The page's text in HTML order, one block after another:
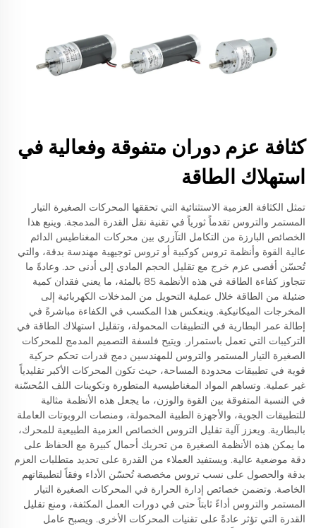
كثافة عزم دوران متفوقة وفعالية في
استهلاك الطاقة
تمثل الكثافة العزمية الاستثنائية التي تحققها المحركات الصغيرة التيار
المستمر والتروس تقدماً ثورياً في تقنية نقل القدرة المدمجة. وينبع هذا
الخصائص البارزة من التكامل التآزري بين محركات المغناطيس الدائم
عالية القوة وأنظمة تروس كوكبية أو تروس توجيهية مهندسة بدقة، والتي
تُحسّن أقصى عزم خرج مع تقليل الحجم المادي إلى أدنى حد. وعادةً ما
تتجاوز كفاءة الطاقة في هذه الأنظمة 85 بالمئة، ما يعني فقدان كمية
ضئيلة من الطاقة خلال عملية التحويل من المدخلات الكهربائية إلى
المخرجات الميكانيكية. وينعكس هذا المكسب في الكفاءة مباشرةً في
إطالة عمر البطارية في التطبيقات المحمولة، وتقليل استهلاك الطاقة في
التركيبات التي تعمل باستمرار. ويتيح فلسفة التصميم المدمج للمحركات
الصغيرة التيار المستمر والتروس للمهندسين دمج قدرات تحكم حركية
قوية في تطبيقات محدودة المساحة، حيث تكون المحركات الأكبر تقليدياً
غير عملية. وتساهم المواد المغناطيسية المتطورة وتكوينات اللف المُحسّنة
في النسبة المتفوقة بين القوة والوزن، ما يجعل هذه الأنظمة مثالية
للتطبيقات الجوية، والأجهزة الطبية المحمولة، ومنصات الروبوتات العاملة
بالبطارية. ويعزز آلية تقليل التروس الخصائص العزمية الطبيعية للمحرك،
ما يمكن هذه الأنظمة الصغيرة من تحريك أحمال كبيرة مع الحفاظ على
دقة موضعية عالية. ويستفيد العملاء من القدرة على تحديد متطلبات العزم
بدقة والحصول على نسب تروس مخصصة تُحسّن الأداء وفقاً لتطبيقاتهم
الخاصة. وتضمن خصائص إدارة الحرارة في المحركات الصغيرة التيار
المستمر والتروس أداءً ثابتاً حتى في دورات العمل المكثفة، ومنع تقليل
القدرة التي تؤثر عادةً على تقنيات المحركات الأخرى. ويصبح عامل